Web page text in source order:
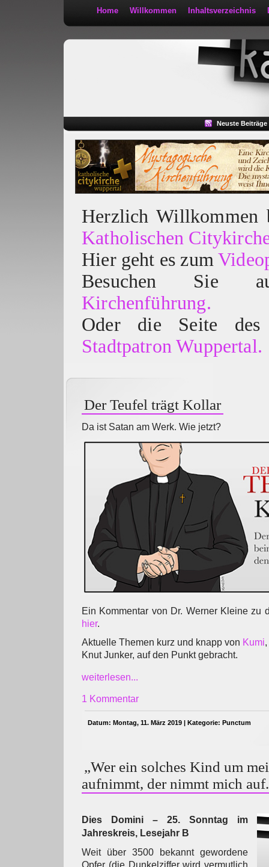
Home Willkommen Inhaltsverzeichnis
Neuste Beiträge
Herzlich
Katholischen
Hier geht es zum
Besuchen
Kirchenführung.
Oder die Seite des
Stadtpatron Wuppertal.
Der Teufel trägt Kollar
Da ist Satan am Werk. Wie jetzt?
Ein Kommentar von Dr. Werner Kleine zu
hier.
Aktuelle Themen kurz und knapp von Kumi
Knut Junker, auf den Punkt gebracht.
weiterlesen...
1 Kommentar
Datum: Montag, 11. März 2019 | Kategorie: Punctum
„Wer ein solches Kind um
aufnimmt, der nimmt mich
Dies Domini – 25. Sonntag im
Jahreskreis, Lesejahr B
Weit über 3500 bekannt gewordene
Opfer (die Dunkelziffer wird vermutlich